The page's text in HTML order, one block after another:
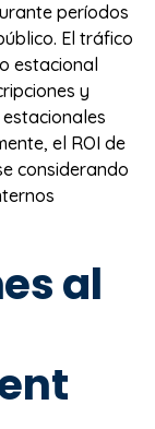
períodos
El tráfico
estacional
y
el ROI de
considerando
al